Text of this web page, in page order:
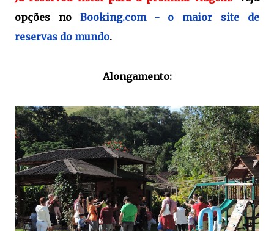
opções no Booking.com - o maior site de
reservas do mundo.
Alongamento: